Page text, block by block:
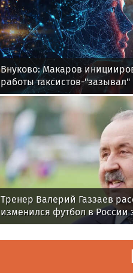
Внуково: Макаров
работы таксистов-"зазывал"
Тренер Валерий Газзаев
изменился футбол в России